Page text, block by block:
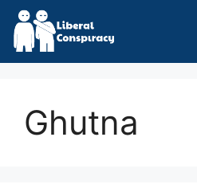
Skip
content
Ghutna